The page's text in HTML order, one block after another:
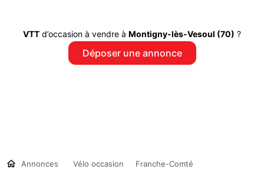
VTT d’occasion à vendre à Montigny-lès-Vesoul (70) ?
Déposer une annonce
Annonces Vélo occasion
Franche-Comté